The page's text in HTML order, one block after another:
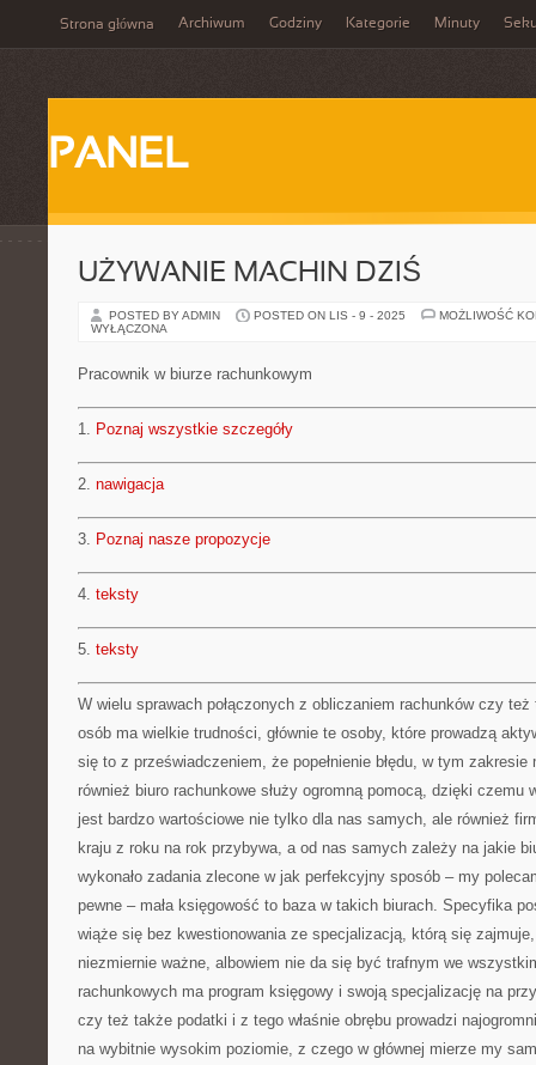
Strona główna Archiwum Godziny Kategorie Minuty
PANEL
UŻYWANIE MACHIN DZIŚ
POSTED BY ADMIN POSTED ON LIS - 9 - 2025
MOŻLIWOŚĆ
WYŁĄCZONA
Pracownik w biurze rachunkowym
1. Poznaj wszystkie szczegóły
2. nawigacja
3. Poznaj nasze propozycje
4. teksty
5. teksty
W wielu sprawach połączonych z obliczaniem rachunków czy
osób ma wielkie trudności, głównie te osoby, które prowadzą
się to z przeświadczeniem, że popełnienie błędu, w tym
również biuro rachunkowe służy ogromną pomocą, dzięki czemu
jest bardzo wartościowe nie tylko dla nas samych, ale również
kraju z roku na rok przybywa, a od nas samych zależy na jakie
wykonało zadania zlecone w jak perfekcyjny sposób – my
pewne – mała księgowość to baza w takich biurach. Specyfika
wiąże się bez kwestionowania ze specjalizacją, którą się
niezmiernie ważne, albowiem nie da się być trafnym we
rachunkowych ma program księgowy i swoją specjalizację na
czy też także podatki i z tego właśnie obrębu prowadzi
na wybitnie wysokim poziomie, z czego w głównej mierze my